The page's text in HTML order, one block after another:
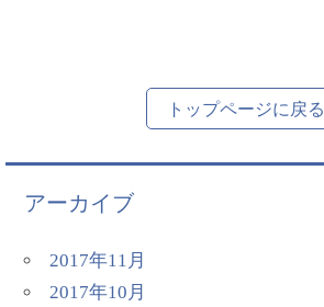
トップページに戻る
アーカイブ
2017年11月
2017年10月